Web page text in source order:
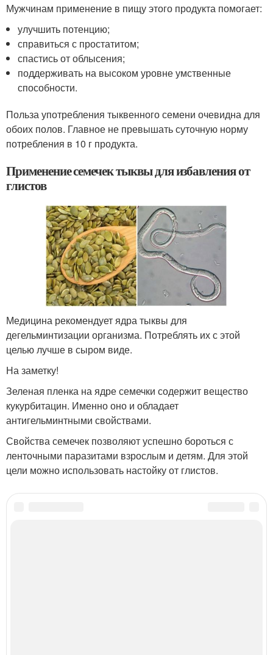
Мужчинам применение в пищу этого продукта помогает:
улучшить потенцию;
справиться с простатитом;
спастись от облысения;
поддерживать на высоком уровне умственные
способности.
Польза употребления тыквенного семени очевидна для
обоих полов. Главное не превышать суточную норму
потребления в 10 г продукта.
Применение семечек тыквы для избавления от
глистов
Медицина рекомендует ядра тыквы для
дегельминтизации организма. Потреблять их с этой
целью лучше в сыром виде.
На заметку!
Зеленая пленка на ядре семечки содержит вещество
кукурбитацин. Именно оно и обладает
антигельминтными свойствами.
Свойства семечек позволяют успешно бороться с
ленточными паразитами взрослым и детям. Для этой
цели можно использовать настойку от глистов.
Категории: